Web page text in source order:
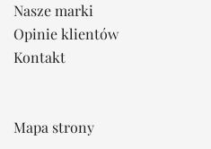
Nasze marki
Opinie klientów
Kontakt
Mapa strony